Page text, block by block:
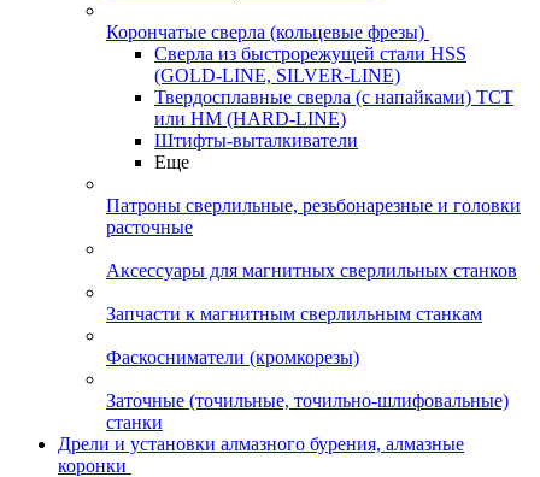
Корончатые сверла (кольцевые фрезы)
Сверла из быстрорежущей стали HSS
(GOLD-LINE, SILVER-LINE)
Твердосплавные сверла (с напайками) ТСТ
или HM (HARD-LINE)
Штифты-выталкиватели
Еще
Патроны сверлильные, резьбонарезные и головки
расточные
Аксессуары для магнитных сверлильных станков
Запчасти к магнитным сверлильным станкам
Фаскосниматели (кромкорезы)
Заточные (точильные, точильно-шлифовальные)
станки
Дрели и установки алмазного бурения, алмазные
коронки